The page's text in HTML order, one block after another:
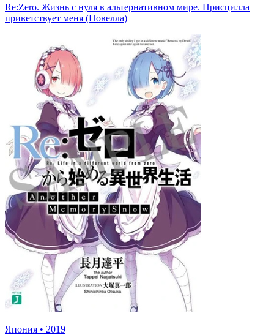
Re:Zero. Жизнь с нуля в альтернативном мире. Присцилла
приветствует меня (Новелла)
Япония • 2019